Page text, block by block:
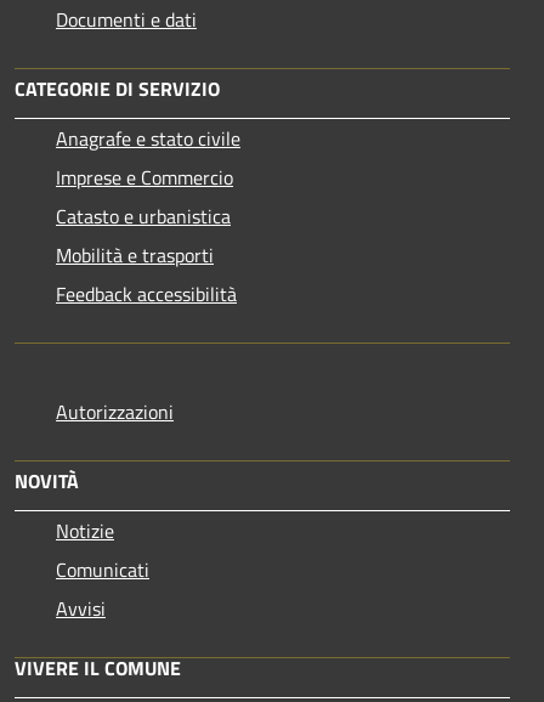
Documenti e dati
CATEGORIE DI SERVIZIO
Anagrafe e stato civile
Imprese e Commercio
Catasto e urbanistica
Mobilità e trasporti
Feedback accessibilità
Autorizzazioni
NOVITÀ
Notizie
Comunicati
Avvisi
VIVERE IL COMUNE